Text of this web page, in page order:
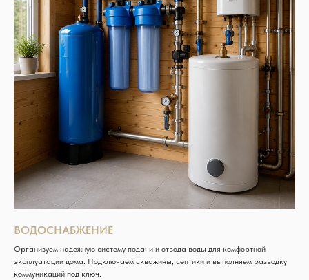
ВОДОСНАБЖЕНИЕ
Организуем надежную систему подачи и отвода воды для комфортной
эксплуатации дома. Подключаем скважины, септики и выполняем разводку
коммуникаций под ключ.